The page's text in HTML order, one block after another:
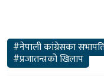
#नेपाली कांग्रेसका
#प्रजातन्त्रको खिलाप